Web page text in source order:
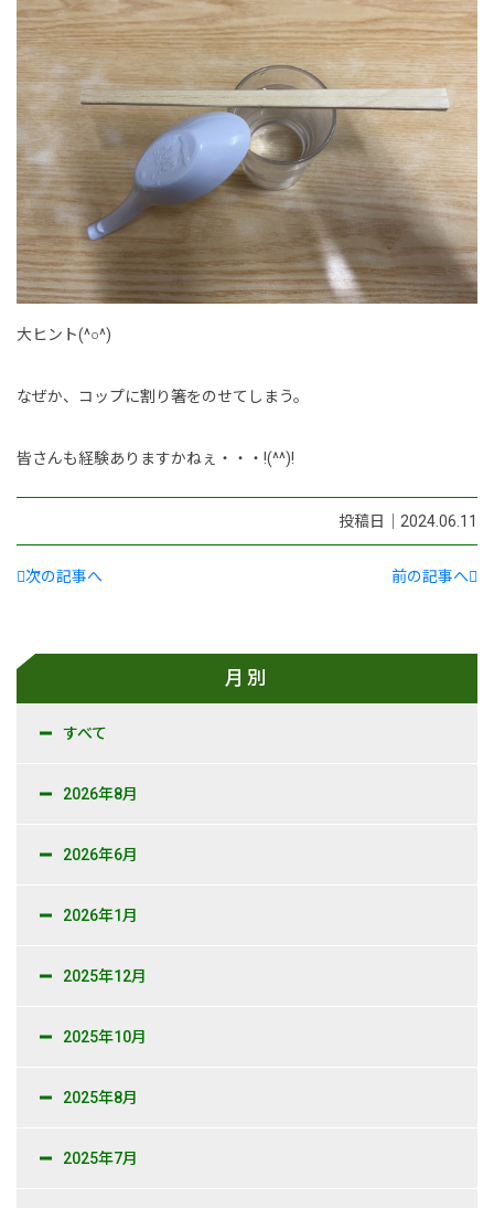
大ヒント(^○^)
なぜか、コップに割り箸をのせてしまう。
皆さんも経験ありますかねぇ・・・!(^^)!
投稿日｜2024.06.11
次の記事へ 前の記事へ
月別
すべて
2026年8月
2026年6月
2026年1月
2025年12月
2025年10月
2025年8月
2025年7月